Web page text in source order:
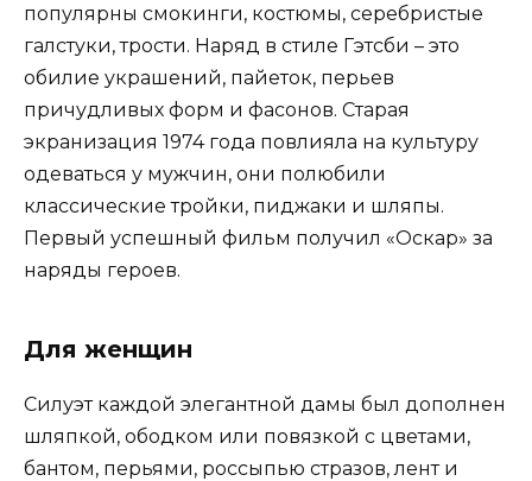
популярны смокинги, костюмы, серебристые
галстуки, трости. Наряд в стиле Гэтсби – это
обилие украшений, пайеток, перьев
причудливых форм и фасонов. Старая
экранизация 1974 года повлияла на культуру
одеваться у мужчин, они полюбили
классические тройки, пиджаки и шляпы.
Первый успешный фильм получил «Оскар» за
наряды героев.
Для женщин
Силуэт каждой элегантной дамы был дополнен
шляпкой, ободком или повязкой с цветами,
бантом, перьями, россыпью стразов, лент и